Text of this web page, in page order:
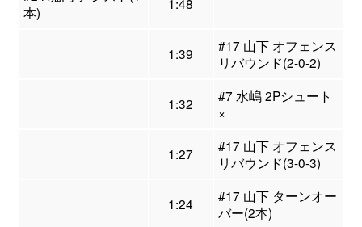
本)
1:39
#17 山下 オフェンス
リバウンド(2-0-2)
1:32
#7 水嶋 2Pシュート
×
1:27
#17 山下 オフェンス
リバウンド(3-0-3)
1:24
#17 山下 ターンオー
バー(2本)